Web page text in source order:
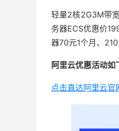
轻量2核2G3M带
务器ECS优惠价
器70元1个月、
阿里云优惠活动如
点击直达阿里云官